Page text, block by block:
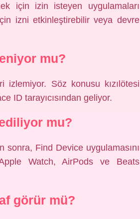
için izin isteyen uygulamaları
izni etkinleştirebilir veya devre
mu?
izlemiyor. Söz konusu kızılötesi
ID tarayıcısından geliyor.
mu?
sonra, Find Device uygulamasını
Watch, AirPods ve Beats
görür mü?